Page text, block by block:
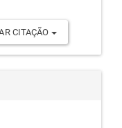
CITAÇÃO